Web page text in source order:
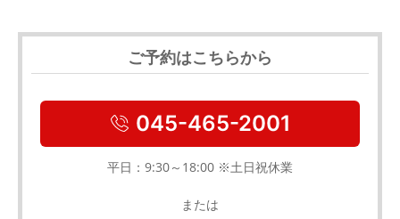
ご予約はこちらから
045-465-2001
平日：9:30～18:00 ※土日祝休業
または